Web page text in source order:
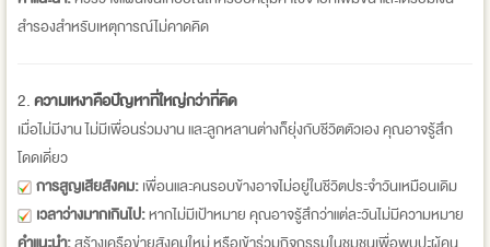
สำรองสำหรับเหตุการณ์ไม่คาดคิด
2.ความเหงาคือปัญหาที่ใหญ่กว่าที่คิด
เมื่อไม่มีงาน ไม่มีเพื่อนร่วมงาน และลูกหลานต่างก็ยุ่งกับชีวิตตัวเอง คุณอาจรู้สึก
โดดเดี่ยว
การสูญเสียสังคม:เพื่อนและคนรอบข้างอาจไม่อยู่ในชีวิตประจำวันเหมือนเดิม
เวลาว่างมากเกินไป:หากไม่มีเป้าหมาย คุณอาจรู้สึกว่าแต่ละวันไม่มีความหมาย